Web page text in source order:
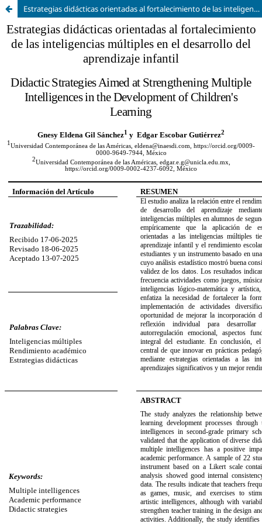
Estrategias didácticas orientadas al fortalecimiento de las inteligencias múltiples en el desarrollo del aprendizaje infantil